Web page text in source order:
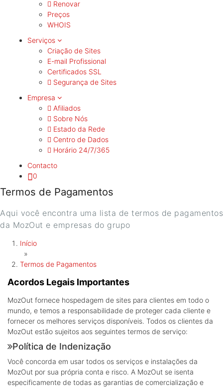
Renovar
Preços
WHOIS
Serviços
Criação de Sites
E-mail Profissional
Certificados SSL
Segurança de Sites
Empresa
Afiliados
Sobre Nós
Estado da Rede
Centro de Dados
Horário 24/7/365
Contacto
0
Termos de Pagamentos
Aqui você encontra uma lista de termos de pagamentos
da MozOut e empresas do grupo
Início
»
Termos de Pagamentos
Acordos Legais Importantes
MozOut fornece hospedagem de sites para clientes em todo o
mundo, e temos a responsabilidade de proteger cada cliente e
fornecer os melhores serviços disponíveis. Todos os clientes da
MozOut estão sujeitos aos seguintes termos de serviço:
Política de Indenização
Você concorda em usar todos os serviços e instalações da
MozOut por sua própria conta e risco. A MozOut se isenta
especificamente de todas as garantias de comercialização e